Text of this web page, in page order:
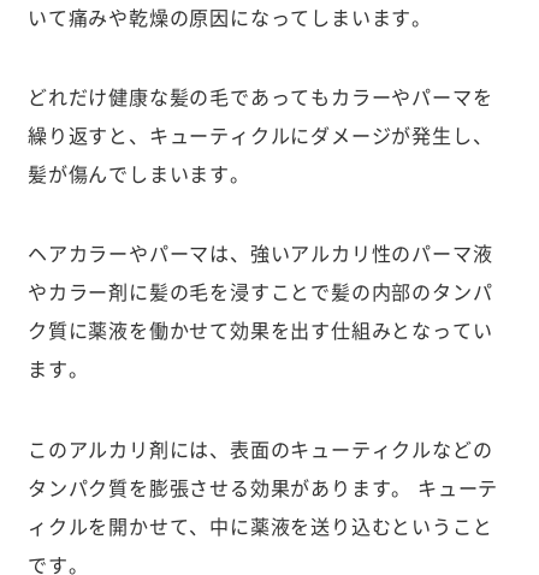
いて痛みや乾燥の原因になってしまいます。
どれだけ健康な髪の毛であってもカラーやパーマを
繰り返すと、キューティクルにダメージが発生し、
髪が傷んでしまいます。
ヘアカラーやパーマは、強いアルカリ性のパーマ液
やカラー剤に髪の毛を浸すことで髪の内部のタンパ
ク質に薬液を働かせて効果を出す仕組みとなってい
ます。
このアルカリ剤には、表面のキューティクルなどの
タンパク質を膨張させる効果があります。 キューテ
ィクルを開かせて、中に薬液を送り込むということ
です。